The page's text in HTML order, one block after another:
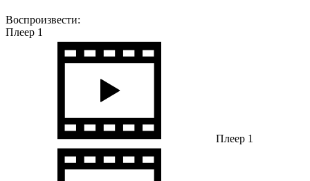
Воспроизвести:
Плеер 1
Плеер 1